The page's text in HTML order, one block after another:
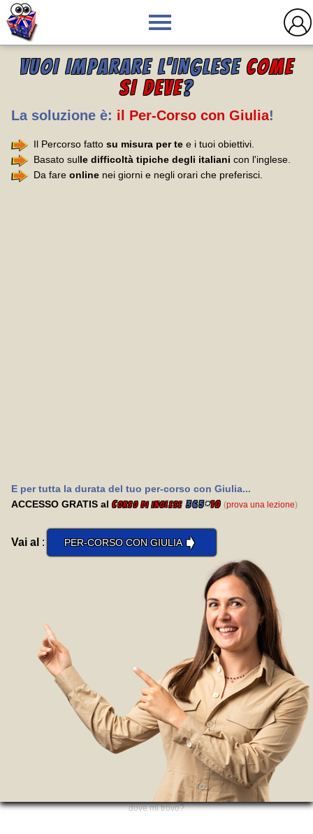
VUOI IMPARARE L'INGLESE COME
SI DEVE?
La soluzione è: il Per-Corso con Giulia!
Il Percorso fatto su misura per te e i tuoi obiettivi.
Basato sulle difficoltà tipiche degli italiani con l'inglese.
Da fare online nei giorni e negli orari che preferisci.
E per tutta la durata del tuo per-corso con Giulia...
ACCESSO GRATIS al Corso di inglese 365*10 (prova una lezione)
Vai al : PER-CORSO CON GIULIA➧
dove mi trovo?